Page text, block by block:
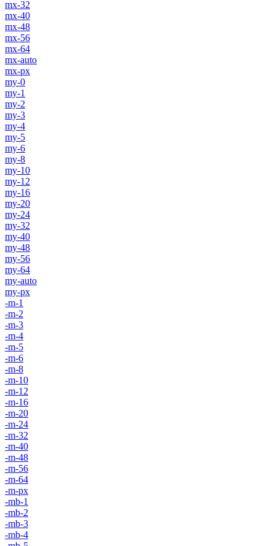
mx-32
mx-40
mx-48
mx-56
mx-64
mx-auto
mx-px
my-0
my-1
my-2
my-3
my-4
my-5
my-6
my-8
my-10
my-12
my-16
my-20
my-24
my-32
my-40
my-48
my-56
my-64
my-auto
my-px
-m-1
-m-2
-m-3
-m-4
-m-5
-m-6
-m-8
-m-10
-m-12
-m-16
-m-20
-m-24
-m-32
-m-40
-m-48
-m-56
-m-64
-m-px
-mb-1
-mb-2
-mb-3
-mb-4